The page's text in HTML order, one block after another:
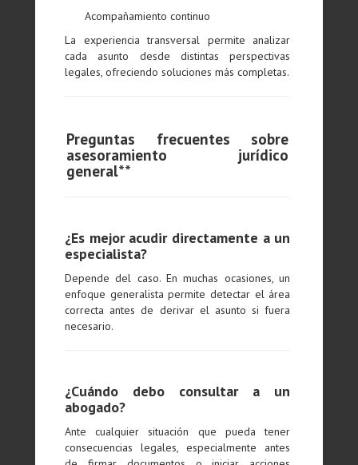
Acompañamiento continuo
La experiencia transversal permite analizar
cada asunto desde distintas perspectivas
legales, ofreciendo soluciones más completas.
Preguntas frecuentes sobre
asesoramiento jurídico
general**
¿Es mejor acudir directamente a un
especialista?
Depende del caso. En muchas ocasiones, un
enfoque generalista permite detectar el área
correcta antes de derivar el asunto si fuera
necesario.
¿Cuándo debo consultar a un
abogado?
Ante cualquier situación que pueda tener
consecuencias legales, especialmente antes